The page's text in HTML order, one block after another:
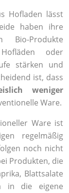
Hofladen lässt
haben ihre
Bio-Produkte
oder
stärken und
ist, dass
weniger
Ware.
Ware ist
regelmäßig
noch nicht
Produkten, die
Blattsalate
in die eigene